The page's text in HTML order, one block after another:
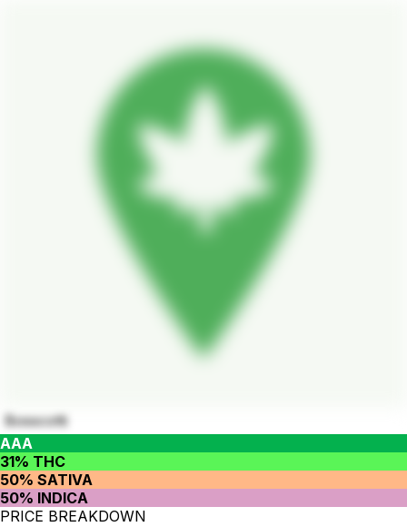
Bosscotti
AAA
31% THC
50% SATIVA
50% INDICA
PRICE BREAKDOWN